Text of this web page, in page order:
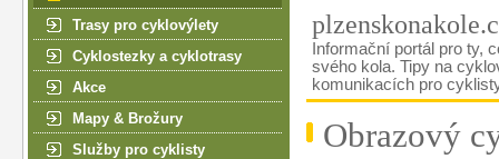
Trasy pro cyklovýlety
Cyklostezky a cyklotrasy
Akce
Mapy & Brožury
Služby pro cyklisty
Informační portál pro ty,
svého kola. Tipy na
komunikacích pro
Obrazový